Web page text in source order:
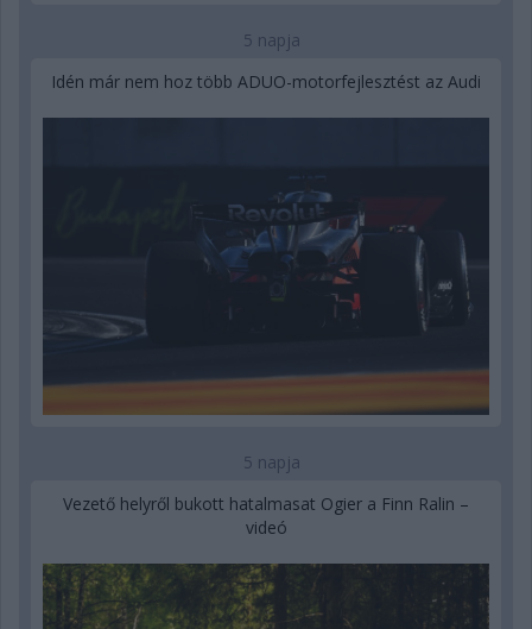
5 napja
Idén már nem hoz több ADUO-motorfejlesztést az Audi
5 napja
Vezető helyről bukott hatalmasat Ogier a Finn Ralin –
videó